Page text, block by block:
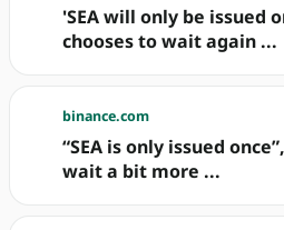
'SEA will only be issued
chooses to wait again ...
binance.com
“SEA is only issued
wait a bit more ...